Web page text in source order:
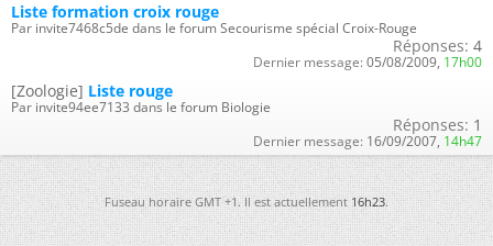
Liste formation croix rouge
Par invite7468c5de dans le forum Secourisme spécial Croix-Rouge
Réponses: 4
Dernier message: 05/08/2009, 17h00
[Zoologie] Liste rouge
Par invite94ee7133 dans le forum Biologie
Réponses: 1
Dernier message: 16/09/2007, 14h47
Fuseau horaire GMT +1. Il est actuellement 16h23.